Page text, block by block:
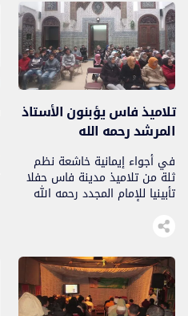
تلاميذ فاس يؤبنون الأستاذ
المرشد رحمه الله
في أجواء إيمانية خاشعة نظم
ثلة من تلاميذ مدينة فاس حفلا
تأبينيا للإمام المجدد رحمه الله
كان الحفل مناسبة للوقوف على